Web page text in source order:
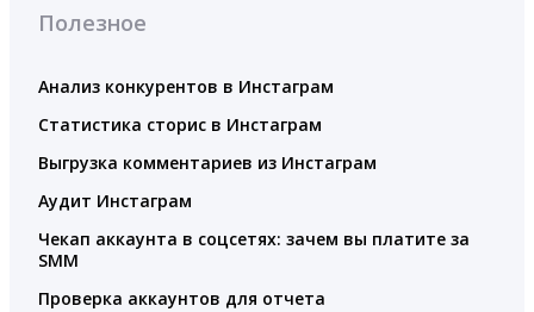
Полезное
Анализ конкурентов в Инстаграм
Статистика сторис в Инстаграм
Выгрузка комментариев из Инстаграм
Аудит Инстаграм
Чекап аккаунта в соцсетях: зачем вы платите за
SMM
Проверка аккаунтов для отчета